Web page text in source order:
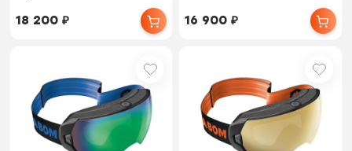
18 200₽ 16 900₽